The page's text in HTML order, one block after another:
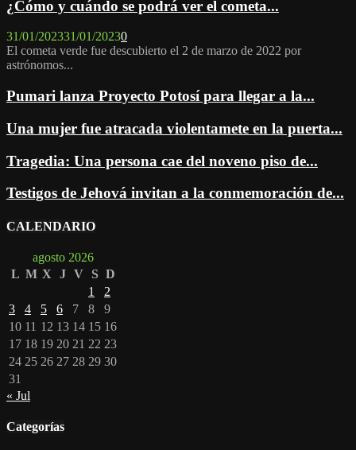
¿Cómo y cuándo se podrá ver el cometa...
31/01/202331/01/20230
El cometa verde fue descubierto el 2 de marzo de 2022 por
astrónomos...
Pumari lanza Proyecto Potosí para llegar a la...
Una mujer fue atracada violentamete en la puerta...
Tragedia: Una persona cae del noveno piso de...
Testigos de Jehová invitan a la conmemoración de...
CALENDARIO
agosto 2026
L M X J V S D
1
2
3
4 5 6 7 8
9
10 11 12 13 14 15 16
17 18 19 20 21 22 23
24 25 26 27 28 29 30
31
« Jul
Categorías